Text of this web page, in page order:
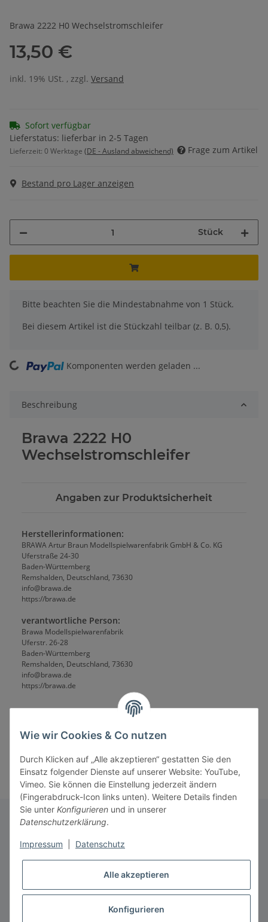
Brawa 2222 H0 Wechselstromschleifer
13,50 €
inkl. 19% USt. , zzgl. Versand
Sofort verfügbar
Lieferstatus: lieferbar in 2-5 Tagen
Lieferzeit: 0 Werktage (DE - Ausland abweichend) Frage zum Artikel
Bestand pro Lager anzeigen
Stück
x
Bitte beachten Sie die Mindestabnahme von 1 Stück.
Bei diesem Artikel ist die Stückzahl teilbar (z. B. 0,5).
Loading... Komponenten werden geladen ...
Beschreibung
Brawa 2222 H0
Wechselstromschleifer
Angaben zur Produktsicherheit
Herstellerinformationen:
BRAWA Artur Braun Modellspielwarenfabrik GmbH & Co. KG
Uferstraße 24-30
Baden-Württemberg
Remshalden, Deutschland, 73630
info@brawa.de
https://brawa.de
verantwortliche Person:
Brawa Modellspielwarenfabrik
Uferstr. 26-28
Baden-Württemberg
Remshalden, Deutschland, 73630
info@brawa.de
https://brawa.de
Informationen
Gesetzliche Informationen
* Alle Preise inkl. gesetzlicher USt., zzgl.Versand
Wie wir Cookies & Co nutzen
Durch Klicken auf „Alle akzeptieren“ gestatten Sie den
Einsatz folgender Dienste auf unserer Website: YouTube,
Vimeo. Sie können die Einstellung jederzeit ändern
(Fingerabdruck-Icon links unten). Weitere Details finden
Sie unter Konfigurieren und in unserer
Datenschutzerklärung.
Impressum Datenschutz
Alle akzeptieren
Konfigurieren